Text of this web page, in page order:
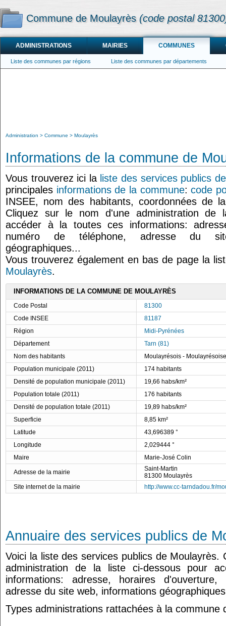
Commune de Moulayrès (code postal
ADMINISTRATIONS MAIRIES COMMUNES
Liste des communes par régions Liste des communes par départements
Administration Commune Moulayrès
Informations de la commune de
Vous trouverez ici la liste des services publics
principales informations de la commune:code
INSEE, nom des habitants, coordonnées de
Cliquez sur le nom d'une administration de
accéder à la toutes ces informations:
numéro de téléphone, adresse du
géographiques...
Vous trouverez également en bas de page la
Moulayrès.
INFORMATIONS DE LA COMMUNE DE MOULAYRÈS
Code Postal
81300
Code INSEE
81187
Région
Midi-Pyrénées
Département
Tarn (81)
Nom des habitants
Moulayrésois -
Population municipale (2011)
174 habitants
Densité de population municipale (2011)
19,66 habs/km²
Population totale (2011)
176 habitants
Densité de population totale (2011)
19,89 habs/km²
Superficie
8,85 km²
Latitude
43,696389 °
Longitude
2,029444 °
Maire
Marie-José Colin
Adresse de la mairie
Saint-Martin
81300 Moulayrès
Site internet de la mairie
http://www.cc-tarndadou.fr/
Annuaire des services publics de
Voici la liste des services publics de Moulayrès.
administration de la liste ci-dessous pour
informations: adresse, horaires
adresse du site web, informations
Types administrations rattachées à la commune